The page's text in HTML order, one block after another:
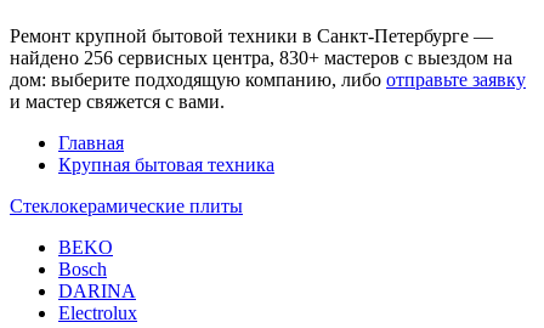
Ремонт крупной бытовой техники в Санкт-Петербурге —
найдено 256 сервисных центра, 830+ мастеров с выездом на
дом: выберите подходящую компанию, либо отправьте заявку
и мастер свяжется с вами.
Главная
Крупная бытовая техника
Стеклокерамические плиты
BEKO
Bosch
DARINA
Electrolux